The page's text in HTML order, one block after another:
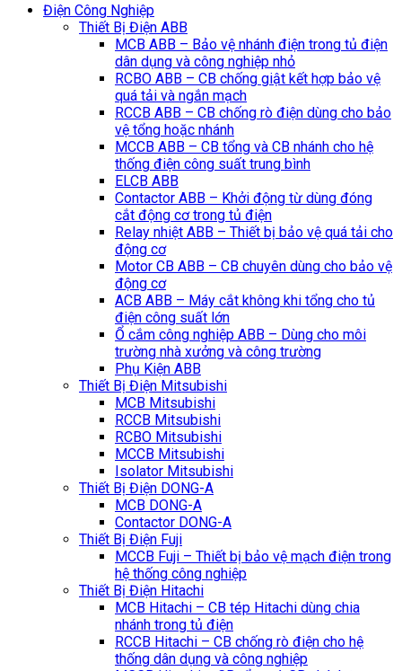
Điện Công Nghiệp
Thiết Bị Điện ABB
MCB ABB – Bảo vệ nhánh điện trong tủ điện
dân dụng và công nghiệp nhỏ
RCBO ABB – CB chống giật kết hợp bảo vệ
quá tải và ngắn mạch
RCCB ABB – CB chống rò điện dùng cho bảo
vệ tổng hoặc nhánh
MCCB ABB – CB tổng và CB nhánh cho hệ
thống điện công suất trung bình
ELCB ABB
Contactor ABB – Khởi động từ dùng đóng
cắt động cơ trong tủ điện
Relay nhiệt ABB – Thiết bị bảo vệ quá tải cho
động cơ
Motor CB ABB – CB chuyên dùng cho bảo vệ
động cơ
ACB ABB – Máy cắt không khi tổng cho tủ
điện công suất lớn
Ổ cắm công nghiệp ABB – Dùng cho môi
trường nhà xưởng và công trường
Phụ Kiện ABB
Thiết Bị Điện Mitsubishi
MCB Mitsubishi
RCCB Mitsubishi
RCBO Mitsubishi
MCCB Mitsubishi
Isolator Mitsubishi
Thiết Bị Điện DONG-A
MCB DONG-A
Contactor DONG-A
Thiết Bị Điện Fuji
MCCB Fuji – Thiết bị bảo vệ mạch điện trong
hệ thống công nghiệp
Thiết Bị Điện Hitachi
MCB Hitachi – CB tép Hitachi dùng chia
nhánh trong tủ điện
RCCB Hitachi – CB chống rò điện cho hệ
thống dân dụng và công nghiệp